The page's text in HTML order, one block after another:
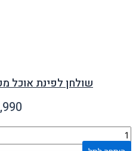
שולחן לפינת אוכל